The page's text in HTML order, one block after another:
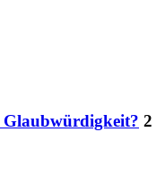
Glaubwürdigkeit? 2